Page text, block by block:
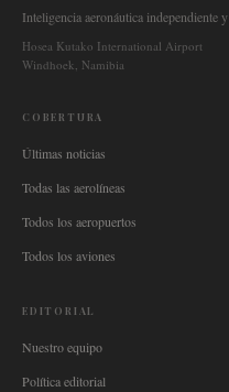
Inteligencia aeronáutica independiente
Hosea Kutako International Airport
Windhoek, Namibia
COBERTURA
Últimas noticias
Todas las aerolíneas
Todos los aeropuertos
Todos los aviones
EDITORIAL
Nuestro equipo
Política editorial